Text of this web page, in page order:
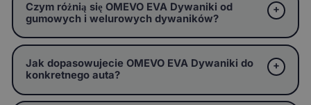
Czym różnią się OMEVO EVA Dywaniki od
gumowych i welurowych dywaników?
Jak dopasowujecie OMEVO EVA Dywaniki do
konkretnego auta?